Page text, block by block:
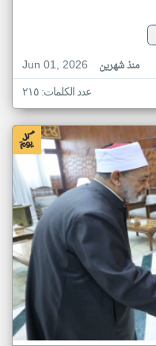
Jun 01, 2026
منذ شهرين
عدد الكلمات: ٢١٥